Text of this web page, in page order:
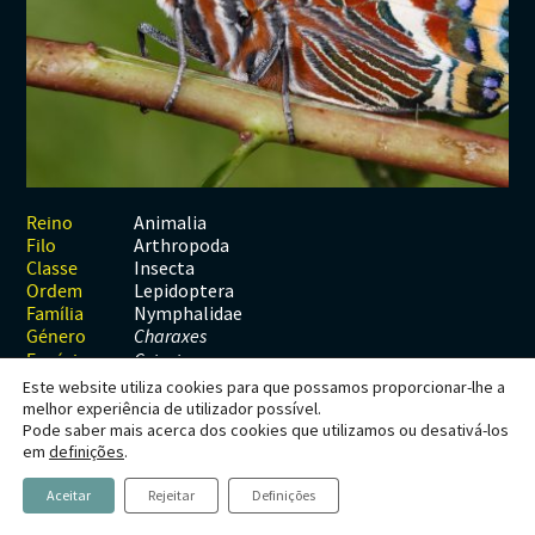
Reino
Animalia
Filo
Arthropoda
Classe
Insecta
Ordem
Lepidoptera
Família
Nymphalidae
Género
Charaxes
Espécie C. jasius
Charaxes jasius
Este website utiliza cookies para que possamos proporcionar-lhe a
melhor experiência de utilizador possível.
Pode saber mais acerca dos cookies que utilizamos ou desativá-los
em definições.
Aceitar Rejeitar Definições
ContactosArtrópodes
Aracnídeos
Crustáceos
Diplópodes
Cnidários
Cordados
Anfíbios
Tunicados
Equinodermes
Angiospérmicas
Briófitas
Gimnospérmicas
Pteridófitas
Fungos
Ascomicetes
Basidiomicetes
Anelídeos
Artrópodes
Braquiópodes
Cnidários
Peixes
Répteis
Plantas
Gimnospérmicas
Pteridófitas
Chromista
Glossário
Revista Naturae digital
Financiamento